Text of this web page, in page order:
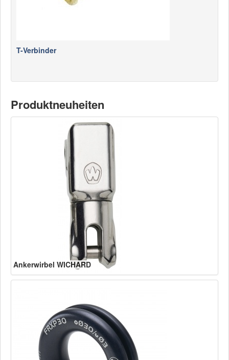
T-Verbinder
Produktneuheiten
Ankerwirbel WICHARD